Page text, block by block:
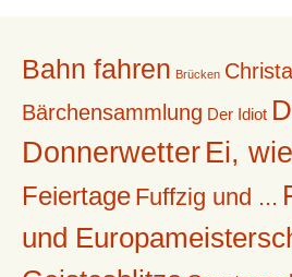
Bahn fahren Brücken
Bärchensammlung Der Idiot
Donnerwetter Ei,
Feiertage Fuffzig und ...
und